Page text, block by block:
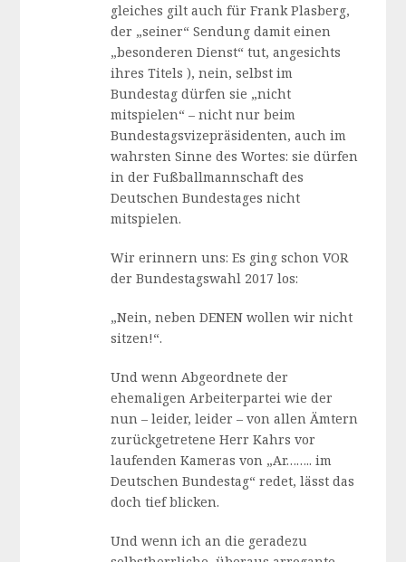
gleiches gilt auch für Frank Plasberg,
der „seiner“ Sendung damit einen
„besonderen Dienst“ tut, angesichts
ihres Titels ), nein, selbst im
Bundestag dürfen sie „nicht
mitspielen“ – nicht nur beim
Bundestagsvizepräsidenten, auch im
wahrsten Sinne des Wortes: sie dürfen
in der Fußballmannschaft des
Deutschen Bundestages nicht
mitspielen.
Wir erinnern uns: Es ging schon VOR
der Bundestagswahl 2017 los:
„Nein, neben DENEN wollen wir nicht
sitzen!“.
Und wenn Abgeordnete der
ehemaligen Arbeiterpartei wie der
nun – leider, leider – von allen Ämtern
zurückgetretene Herr Kahrs vor
laufenden Kameras von „Ar…….. im
Deutschen Bundestag“ redet, lässt das
doch tief blicken.
Und wenn ich an die geradezu